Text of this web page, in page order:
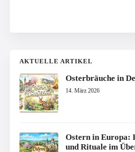
AKTUELLE ARTIKEL
Osterbräuche in
14. März 2026
Ostern in Europa:
und Rituale im